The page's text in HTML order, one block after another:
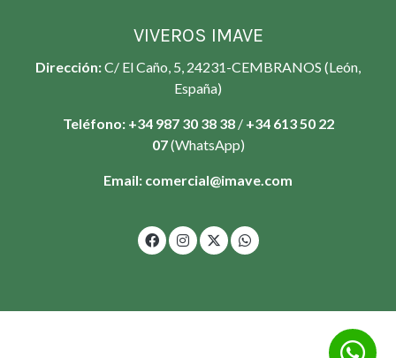
VIVEROS IMAVE
Dirección:C/ El Caño, 5, 24231-CEMBRANOS (León,
España)
Teléfono: +34 987 30 38 38/ +34 613 50 22
07(WhatsApp)
Email: comercial@imave.com